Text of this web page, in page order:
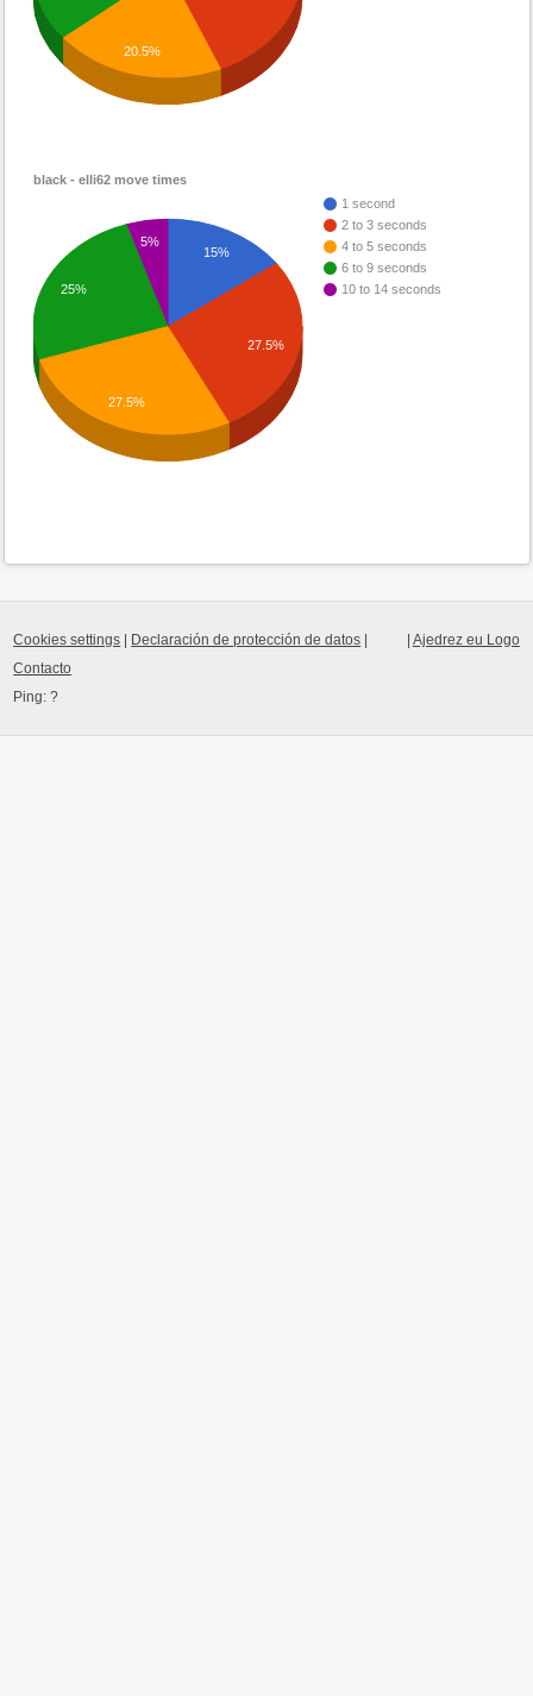
20.5%
black - elli62 move times
1 second
2 to 3 seconds
4 to 5 seconds
6 to 9 seconds
10 to 14 seconds
15%
27.5%
5%
25%
27.5%
Ajedrez eu Logo
Cookies settings Declaración de protección de datos
Contacto
Ping:?